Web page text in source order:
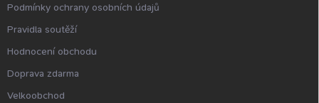
Podmínky ochrany osobních údajů
Pravidla soutěží
Hodnocení obchodu
Doprava zdarma
Velkoobchod